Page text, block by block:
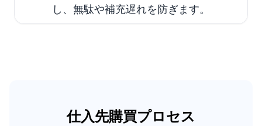
し、無駄や補充遅れを防ぎます。
仕入先購買プロセス